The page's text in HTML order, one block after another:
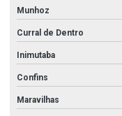
Munhoz
Curral de Dentro
Inimutaba
Confins
Maravilhas